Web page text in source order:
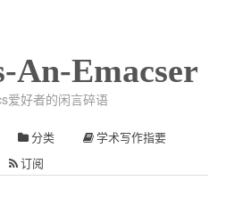
An-Emacser
爱好者的闲言碎语
分类 学术写作指要
订阅